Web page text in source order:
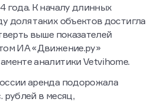
года. К началу длинных
доля таких объектов достигла
выше показателей
ИА «Движение.ру»
аналитики Vetvihome.
аренда подорожала
рублей в месяц,